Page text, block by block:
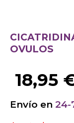
OVULOS
18,95
Envío en 24-